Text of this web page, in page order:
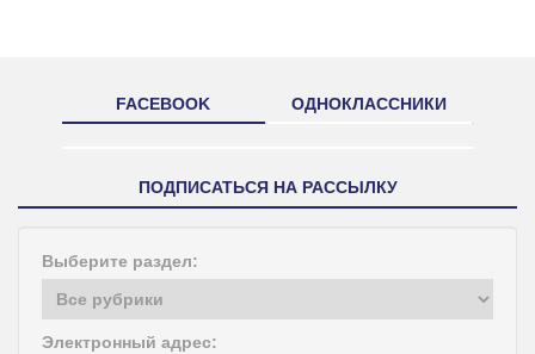
FACEBOOK ОДНОКЛАССНИКИ
ПОДПИСАТЬСЯ НА РАССЫЛКУ
Выберите раздел:
Электронный адрес: